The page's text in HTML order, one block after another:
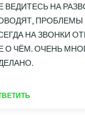
ВЕДИТЕСЬ НА
НА ЗВОНКИ
О ЧЁМ. ОЧЕНЬ